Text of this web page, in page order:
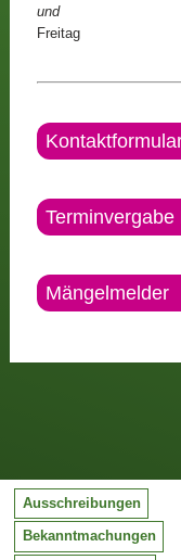
und
Freitag
Mängelmelder
Ausschreibungen
Bekanntmachungen